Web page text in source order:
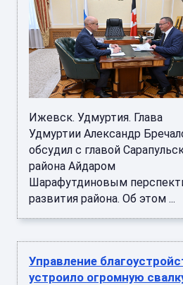
Ижевск. Удмуртия. Глава
Удмуртии Александр
обсудил с главой
района Айдаром
Шарафутдиновым
развития района. Об этом ...
Управление
устроило огромную